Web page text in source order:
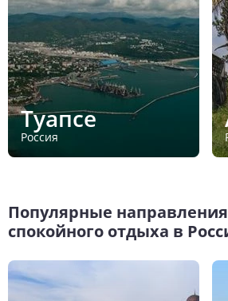
Туапсе
Россия
Популярные
спокойного отдыха в